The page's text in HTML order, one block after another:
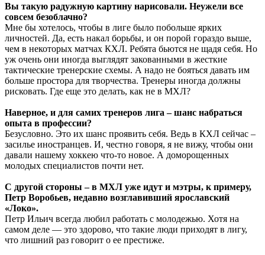
Вы такую радужную картину нарисовали. Неужели все
совсем безоблачно?
Мне бы хотелось, чтобы в лиге было побольше ярких
личностей. Да, есть накал борьбы, и он порой гораздо выше,
чем в некоторых матчах КХЛ. Ребята бьются не щадя себя. Но
уж очень они иногда выглядят закованными в жесткие
тактические тренерские схемы. А надо не бояться давать им
больше простора для творчества. Тренеры иногда должны
рисковать. Где еще это делать, как не в МХЛ?
Наверное, и для самих тренеров лига – шанс набраться
опыта в профессии?
Безусловно. Это их шанс проявить себя. Ведь в КХЛ сейчас –
засилье иностранцев. И, честно говоря, я не вижу, чтобы они
давали нашему хоккею что-то новое. А доморощенных
молодых специалистов почти нет.
С другой стороны – в МХЛ уже идут и мэтры, к примеру,
Петр Воробьев, недавно возглавивший ярославский
«Локо».
Петр Ильич всегда любил работать с молодежью. Хотя на
самом деле — это здорово, что такие люди приходят в лигу,
что лишний раз говорит о ее престиже.